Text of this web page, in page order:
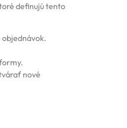
definujú tento
objednávok.
nové